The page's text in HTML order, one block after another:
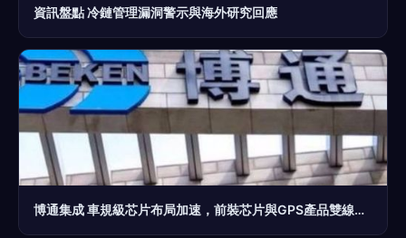
資訊盤點 冷鏈管理漏洞警示與海外研究回應
博通集成 車規級芯片布局加速，前裝芯片與GPS產品雙線推進